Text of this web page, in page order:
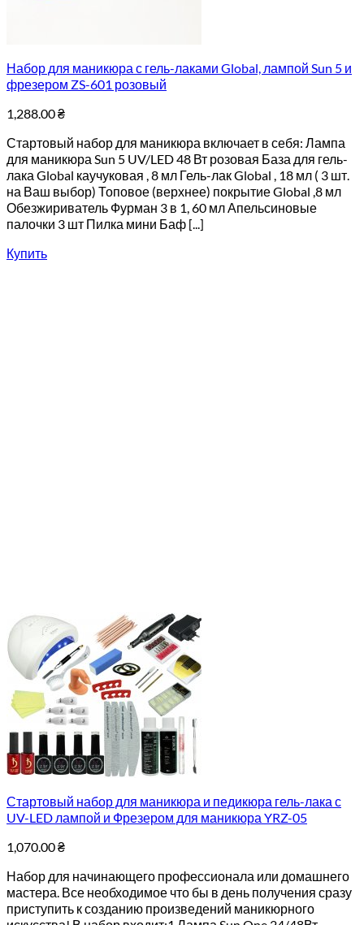
Набор для маникюра с гель-лаками Global, лампой Sun 5 и
фрезером ZS-601 розовый
1,288.00₴
Стартовый набор для маникюра включает в себя: Лампа
для маникюра Sun 5 UV/LED 48 Вт розовая База для гель-
лака Global каучуковая , 8 мл Гель-лак Global , 18 мл ( 3 шт.
на Ваш выбор) Топовое (верхнее) покрытие Global ,8 мл
Обезжириватель Фурман 3 в 1, 60 мл Апельсиновые
палочки 3 шт Пилка мини Баф [...]
Купить
Стартовый набор для маникюра и педикюра гель-лака с
UV-LED лампой и Фрезером для маникюра YRZ-05
1,070.00₴
Набор для начинающего профессионала или домашнего
мастера. Все необходимое что бы в день получения сразу
приступить к созданию произведений маникюрного